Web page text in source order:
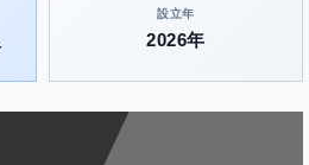
設立年
2026年